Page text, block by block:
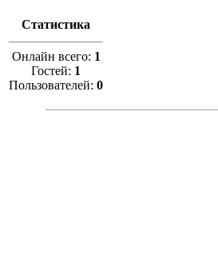
Статистика
Онлайн всего: 1
Гостей: 1
Пользователей: 0